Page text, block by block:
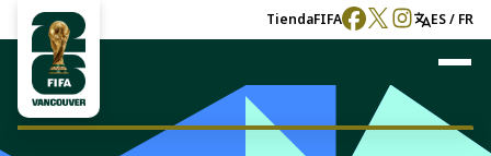
TiendaFIFA ES / FR